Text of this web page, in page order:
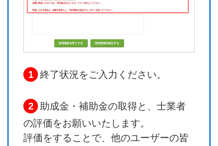
1 終了状況をご入力ください。
2
助成金・補助金の取得と、士業者
の評価をお願いいたします。
評価をすることで、他のユーザーの皆